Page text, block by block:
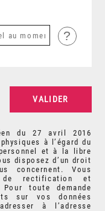
?
du 27 avril 2016
à l’égard du
et à la libre
disposez d’un droit
concernent. Vous
de rectification et
toute demande
sur vos données
à l’adresse